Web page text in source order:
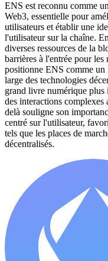
ENS est reconnu comme
Web3, essentielle pour
utilisateurs et établir une
l'utilisateur sur la chaîne.
diverses ressources de la
barrières à l'entrée pour
positionne ENS comme
large des technologies
grand livre numérique
des interactions complexes
delà souligne son
centré sur l'utilisateur,
tels que les places de
décentralisés.